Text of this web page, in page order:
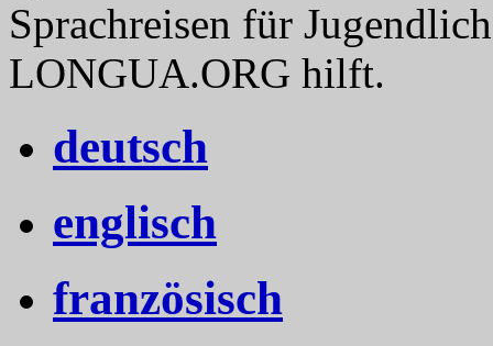
Sprachreisen für
LONGUA.ORG hilft.
deutsch
englisch
französisch